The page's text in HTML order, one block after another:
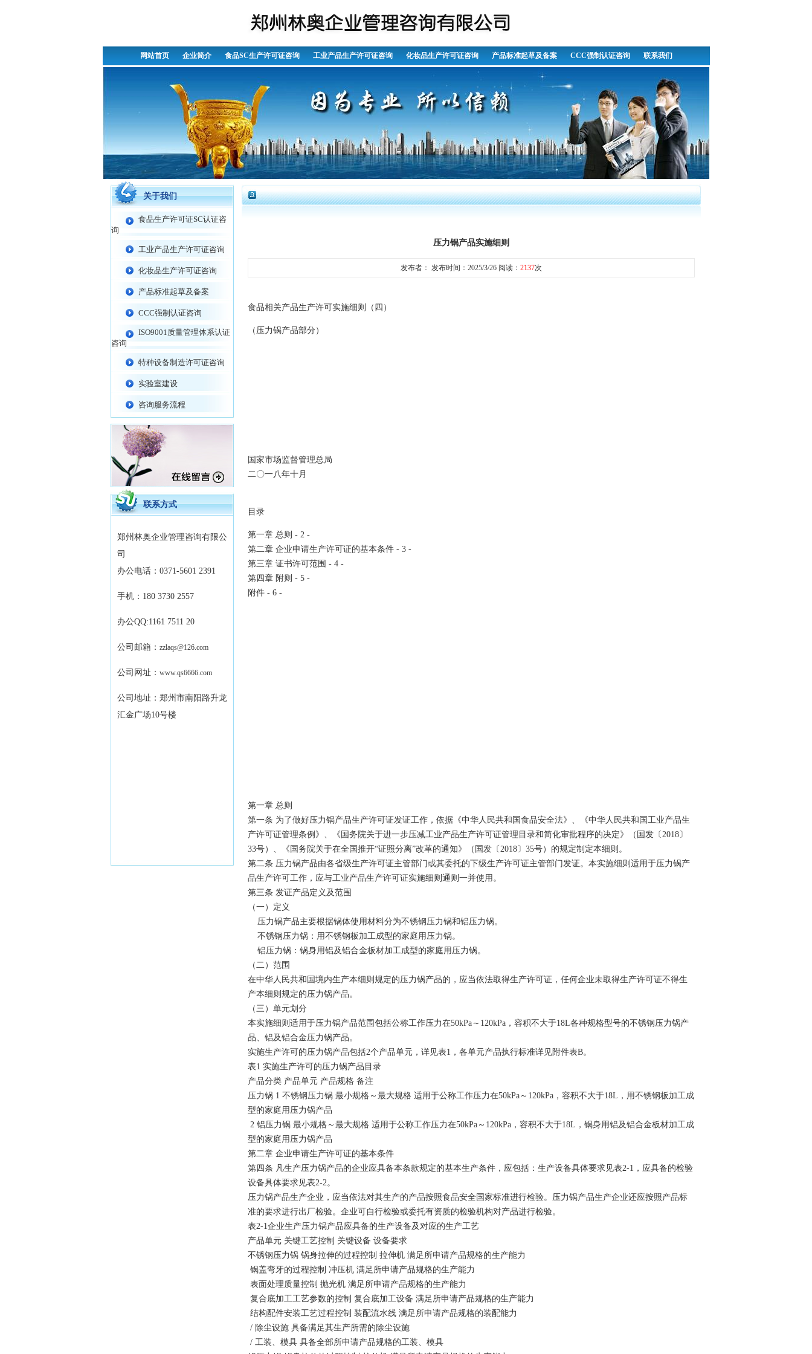
网站首页 企业简介 食品SC生产许可证咨询 工业产品生产许可证咨询 化妆品生产许可证咨询 产品标准起草及备案 CCC强制认证咨询 联系我们
关于我们
食品生产许可证SC认证咨
询
工业产品生产许可证咨询
化妆品生产许可证咨询
产品标准起草及备案
CCC强制认证咨询
ISO9001质量管理体系认证
咨询
特种设备制造许可证咨询
实验室建设
咨询服务流程
联系方式
郑州林奥企业管理咨询有限公
司
办公电话：0371-5601 2391
手机：180 3730 2557
办公QQ:1161 7511 20
公司邮箱： zzlaqs@126.com
公司网址： www.qs6666.com
公司地址：郑州市南阳路升龙
汇金广场10号楼
压力锅产品实施细则
发布者： 发布时间：2025/3/26 阅读： 2137次
食品相关产品生产许可实施细则（四）
（压力锅产品部分）
国家市场监督管理总局
二〇一八年十月
目录
第一章 总则 - 2 -
第二章 企业申请生产许可证的基本条件 - 3 -
第三章 证书许可范围 - 4 -
第四章 附则 - 5 -
附件 - 6 -
第一章 总则
第一条 为了做好压力锅产品生产许可证发证工作，依据《中华人民共和国食品安全法》、《中华人民共和国工业产品生
产许可证管理条例》、《国务院关于进一步压减工业产品生产许可证管理目录和简化审批程序的决定》（国发〔2018〕
33号）、《国务院关于在全国推开“证照分离”改革的通知》（国发〔2018〕35号）的规定制定本细则。
第二条 压力锅产品由各省级生产许可证主管部门或其委托的下级生产许可证主管部门发证。本实施细则适用于压力锅产
品生产许可工作，应与工业产品生产许可证实施细则通则一并使用。
第三条 发证产品定义及范围
（一）定义
压力锅产品主要根据锅体使用材料分为不锈钢压力锅和铝压力锅。
不锈钢压力锅：用不锈钢板加工成型的家庭用压力锅。
铝压力锅：锅身用铝及铝合金板材加工成型的家庭用压力锅。
（二）范围
在中华人民共和国境内生产本细则规定的压力锅产品的，应当依法取得生产许可证，任何企业未取得生产许可证不得生
产本细则规定的压力锅产品。
（三）单元划分
本实施细则适用于压力锅产品范围包括公称工作压力在50kPa～120kPa，容积不大于18L各种规格型号的不锈钢压力锅产
品、铝及铝合金压力锅产品。
实施生产许可的压力锅产品包括2个产品单元，详见表1，各单元产品执行标准详见附件表B。
表1 实施生产许可的压力锅产品目录
产品分类 产品单元 产品规格 备注
压力锅 1 不锈钢压力锅 最小规格～最大规格 适用于公称工作压力在50kPa～120kPa，容积不大于18L，用不锈钢板加工成
型的家庭用压力锅产品
2 铝压力锅 最小规格～最大规格 适用于公称工作压力在50kPa～120kPa，容积不大于18L，锅身用铝及铝合金板材加工成
型的家庭用压力锅产品
第二章 企业申请生产许可证的基本条件
第四条 凡生产压力锅产品的企业应具备本条款规定的基本生产条件，应包括：生产设备具体要求见表2-1，应具备的检验
设备具体要求见表2-2。
压力锅产品生产企业，应当依法对其生产的产品按照食品安全国家标准进行检验。压力锅产品生产企业还应按照产品标
准的要求进行出厂检验。企业可自行检验或委托有资质的检验机构对产品进行检验。
表2-1企业生产压力锅产品应具备的生产设备及对应的生产工艺
产品单元 关键工艺控制 关键设备 设备要求
不锈钢压力锅 锅身拉伸的过程控制 拉伸机 满足所申请产品规格的生产能力
锅盖弯牙的过程控制 冲压机 满足所申请产品规格的生产能力
表面处理质量控制 抛光机 满足所申请产品规格的生产能力
复合底加工工艺参数的控制 复合底加工设备 满足所申请产品规格的生产能力
结构配件安装工艺过程控制 装配流水线 满足所申请产品规格的装配能力
/ 除尘设施 具备满足其生产所需的除尘设施
/ 工装、模具 具备全部所申请产品规格的工装、模具